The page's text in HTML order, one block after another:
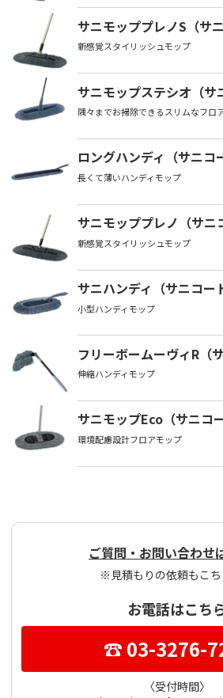
サニモッププレノS（サ
新感覚スタイリッシュモップ
サニモップステシオ（サ
隅々までお掃除できるスリムなフロ
ロングハンディ（サニコ
長くて薄いハンディモップ
サニモッププレノ（サニ
新感覚スタイリッシュモップ
サニハンディ（サニコー
小型ハンディモップ
フリーボームーヴィR（
伸縮ハンディモップ
サニモップEco（サニコ
環境配慮設計フロアモップ
ご質問・お問い合わせ
※見積もりの依頼もこち
お電話はこち
☎ 03-3276-
〈受付時間〉